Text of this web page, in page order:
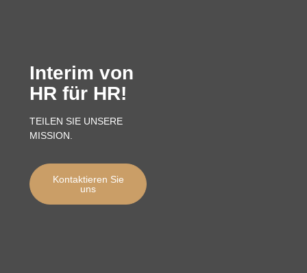
Interim von
HR für HR!
TEILEN SIE UNSERE
MISSION.
Kontaktieren Sie
uns